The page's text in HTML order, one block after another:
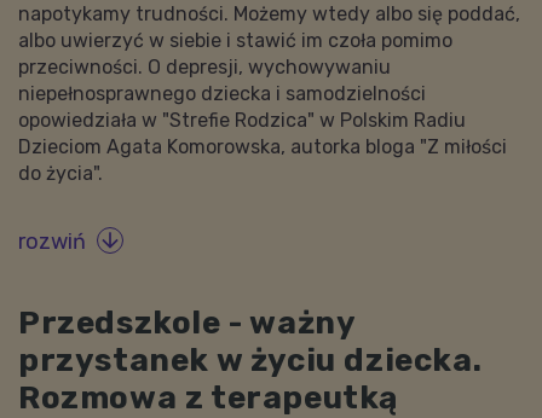
napotykamy trudności. Możemy wtedy albo się poddać,
albo uwierzyć w siebie i stawić im czoła pomimo
przeciwności. O depresji, wychowywaniu
niepełnosprawnego dziecka i samodzielności
opowiedziała w "Strefie Rodzica" w Polskim Radiu
Dzieciom Agata Komorowska, autorka bloga "Z miłości
do życia".
rozwiń 
Przedszkole - ważny
przystanek w życiu dziecka.
Rozmowa z terapeutką